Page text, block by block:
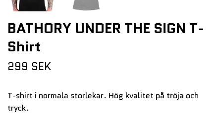
BATHORY UNDER THE SIGN T-
Shirt
299 SEK
T-shirt i normala storlekar. Hög kvalitet på tröja och
tryck.